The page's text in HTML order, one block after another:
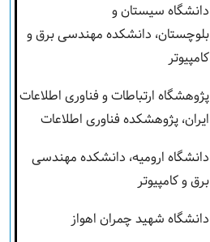
دانشگاه سیستان و
بلوچستان، دانشکده مهندسی برق و
کامپیوتر
پژوهشگاه ارتباطات و فناوری اطلاعات
ایران، پژوهشکده فناوری اطلاعات
دانشگاه ارومیه، دانشکده مهندسی
برق و کامپیوتر
دانشگاه شهید چمران اهواز